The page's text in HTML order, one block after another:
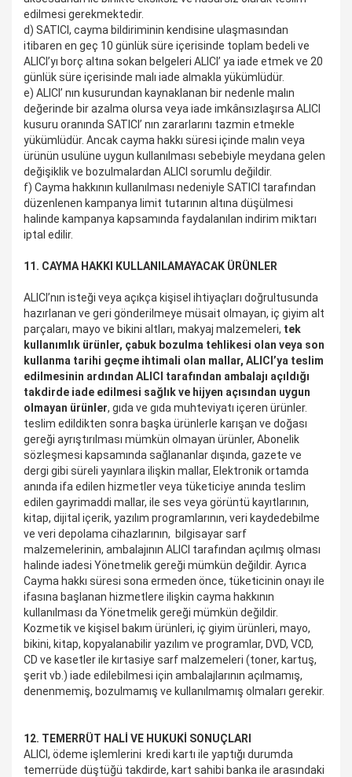
edilmesi gerekmektedir.
d) SATICI, cayma bildiriminin kendisine ulaşmasından
itibaren en geç 10 günlük süre içerisinde toplam bedeli ve
ALICI’yı borç altına sokan belgeleri ALICI’ ya iade etmek ve 20
günlük süre içerisinde malı iade almakla yükümlüdür.
e) ALICI’ nın kusurundan kaynaklanan bir nedenle malın
değerinde bir azalma olursa veya iade imkânsızlaşırsa ALICI
kusuru oranında SATICI’ nın zararlarını tazmin etmekle
yükümlüdür. Ancak cayma hakkı süresi içinde malın veya
ürünün usulüne uygun kullanılması sebebiyle meydana gelen
değişiklik ve bozulmalardan ALICI sorumlu değildir.
f) Cayma hakkının kullanılması nedeniyle SATICI tarafından
düzenlenen kampanya limit tutarının altına düşülmesi
halinde kampanya kapsamında faydalanılan indirim miktarı
iptal edilir.
11. CAYMA HAKKI KULLANILAMAYACAK ÜRÜNLER
ALICI’nın isteği veya açıkça kişisel ihtiyaçları doğrultusunda
hazırlanan ve geri gönderilmeye müsait olmayan, iç giyim alt
parçaları, mayo ve bikini altları, makyaj malzemeleri, tek
kullanımlık ürünler, çabuk bozulma tehlikesi olan veya son
kullanma tarihi geçme ihtimali olan mallar, ALICI’ya teslim
edilmesinin ardından ALICI tarafından ambalajı açıldığı
takdirde iade edilmesi sağlık ve hijyen açısından uygun
olmayan ürünler, gıda ve gıda muhteviyatı içeren ürünler.
teslim edildikten sonra başka ürünlerle karışan ve doğası
gereği ayrıştırılması mümkün olmayan ürünler, Abonelik
sözleşmesi kapsamında sağlananlar dışında, gazete ve
dergi gibi süreli yayınlara ilişkin mallar, Elektronik ortamda
anında ifa edilen hizmetler veya tüketiciye anında teslim
edilen gayrimaddi mallar, ile ses veya görüntü kayıtlarının,
kitap, dijital içerik, yazılım programlarının, veri kaydedebilme
ve veri depolama cihazlarının, bilgisayar sarf
malzemelerinin, ambalajının ALICI tarafından açılmış olması
halinde iadesi Yönetmelik gereği mümkün değildir. Ayrıca
Cayma hakkı süresi sona ermeden önce, tüketicinin onayı ile
ifasına başlanan hizmetlere ilişkin cayma hakkının
kullanılması da Yönetmelik gereği mümkün değildir.
Kozmetik ve kişisel bakım ürünleri, iç giyim ürünleri, mayo,
bikini, kitap, kopyalanabilir yazılım ve programlar, DVD, VCD,
CD ve kasetler ile kırtasiye sarf malzemeleri (toner, kartuş,
şerit vb.) iade edilebilmesi için ambalajlarının açılmamış,
denenmemiş, bozulmamış ve kullanılmamış olmaları gerekir.
12. TEMERRÜT HALİ VE HUKUKİ SONUÇLARI
ALICI, ödeme işlemlerini kredi kartı ile yaptığı durumda
temerrüde düştüğü takdirde, kart sahibi banka ile arasındaki